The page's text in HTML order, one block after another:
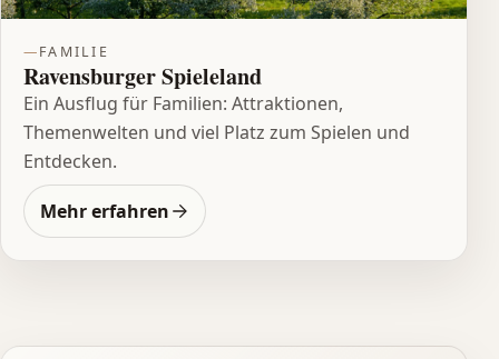
FAMILIE
Ravensburger Spieleland
Ein Ausflug für Familien: Attraktionen,
Themenwelten und viel Platz zum Spielen und
Entdecken.
Mehr erfahren